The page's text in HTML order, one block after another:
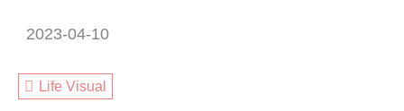
2023-04-10
Life Visual